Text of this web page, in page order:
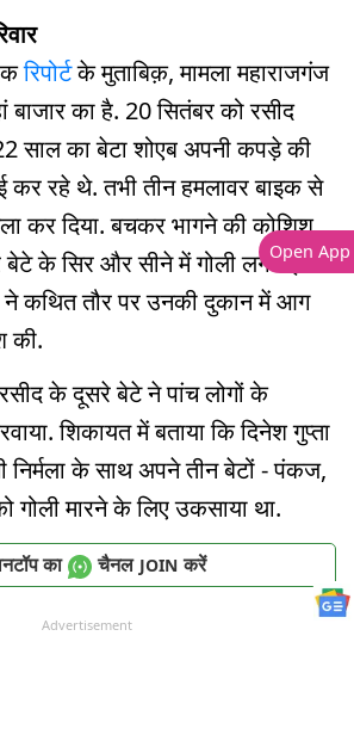
रिपोर्टके मुताबिक़, मामला महाराजगंज
बाजार का है. 20 सितंबर को रसीद
साल का बेटा शोएब अपनी कपड़े की
रहे थे. तभी तीन हमलावर बाइक से
कर दिया. बचकर भागने की कोशिश
के सिर और सीने में गोली लग गई.
ने कथित तौर पर उनकी दुकान में आग
की.
के दूसरे बेटे ने पांच लोगों के
शिकायत में बताया कि दिनेश गुप्ता
निर्मला के साथ अपने तीन बेटों - पंकज,
गोली मारने के लिए उकसाया था.
का चैनल JOIN करें
Advertisement
Open App